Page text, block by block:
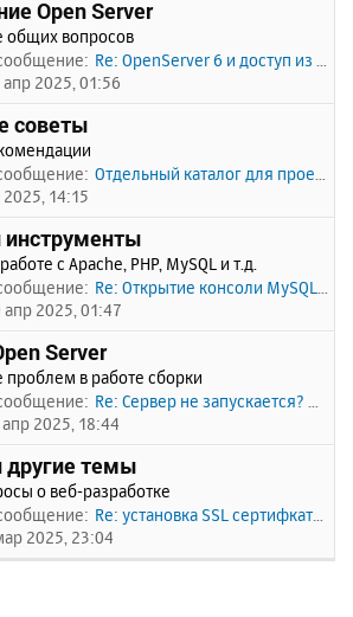
Open Server
общих вопросов
Re: OpenServer 6 и доступ из …
апр 2025, 01:56
советы
Отдельный каталог для проекто…
2025, 14:15
с Apache, PHP, MySQL и т.д.
Re: Открытие консоли MySQL по…
апр 2025, 01:47
Server
в работе сборки
Re: Сервер не запускается? Пи…
апр 2025, 18:44
темы
о веб-разработке
Re: установка SSL сертифката
2025, 23:04